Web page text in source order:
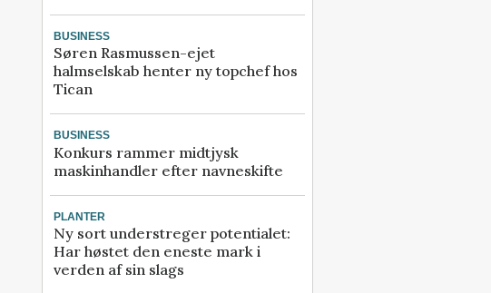
BUSINESS
Søren Rasmussen-ejet
halmselskab henter ny topchef hos
Tican
BUSINESS
Konkurs rammer midtjysk
maskinhandler efter navneskifte
PLANTER
Ny sort understreger potentialet:
Har høstet den eneste mark i
verden af sin slags